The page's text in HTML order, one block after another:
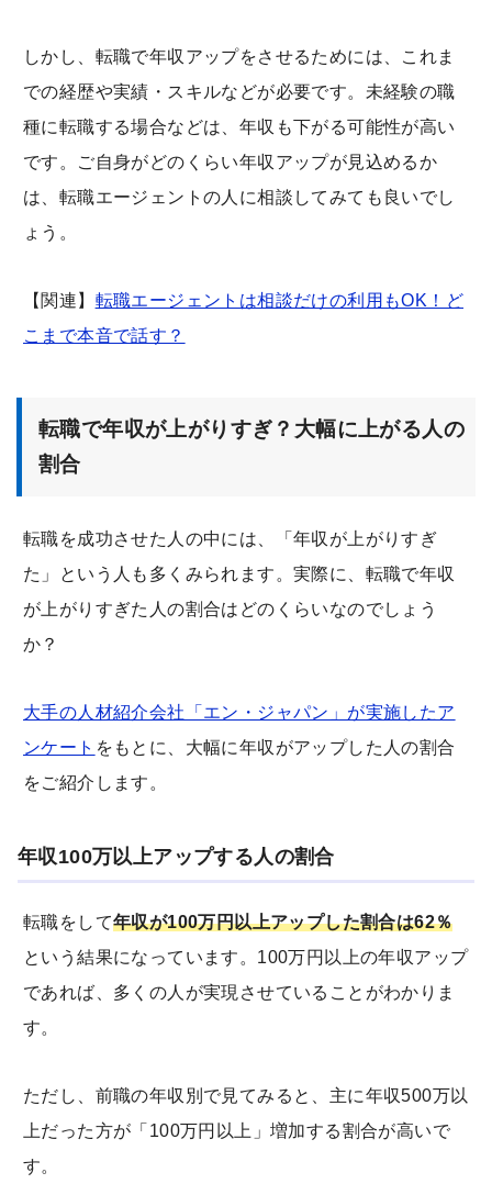
しかし、転職で年収アップをさせるためには、これま
での経歴や実績・スキルなどが必要です。未経験の職
種に転職する場合などは、年収も下がる可能性が高い
です。ご自身がどのくらい年収アップが見込めるか
は、転職エージェントの人に相談してみても良いでし
ょう。
【関連】 転職エージェントは相談だけの利用もOK！ど
こまで本音で話す？
転職で年収が上がりすぎ？大幅に上がる人の
割合
転職を成功させた人の中には、「年収が上がりすぎ
た」という人も多くみられます。実際に、転職で年収
が上がりすぎた人の割合はどのくらいなのでしょう
か？
大手の人材紹介会社「エン・ジャパン」が実施したア
ンケート をもとに、大幅に年収がアップした人の割合
をご紹介します。
年収100万以上アップする人の割合
転職をして年収が100万円以上アップした割合は62％
という結果になっています。100万円以上の年収アップ
であれば、多くの人が実現させていることがわかりま
す。
ただし、前職の年収別で見てみると、主に年収500万以
上だった方が「100万円以上」増加する割合が高いで
す。